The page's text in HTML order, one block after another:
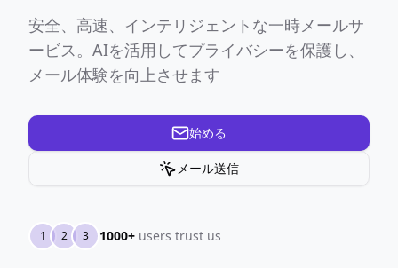
安全、高速、インテリジェントな一時メールサ
ービス。AIを活用してプライバシーを保護し、
メール体験を向上させます
始める
メール送信
1 2 3 1000+ users trust us